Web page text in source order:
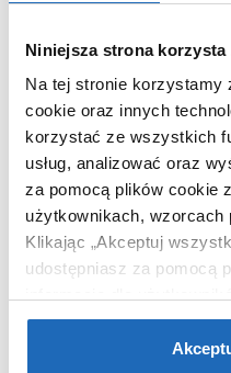
Niniejsza strona
Na tej stronie korzystamy
cookie oraz innych
korzystać ze wszystkich
usług, analizować oraz
za pomocą plików cookie
użytkownikach, wzorcach
Klikając „Akceptuj
udostępniasz za pomocą
partnerzy reklamowi.Jeśli
wymagane pliki cookie”.
Rodzaj
Wymiary z
opakowaniem
Waga z
Dane producenta